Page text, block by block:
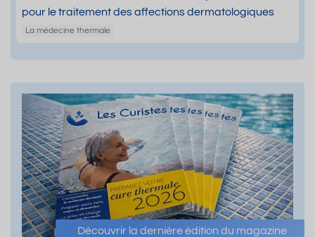
pour le traitement des affections dermatologiques
La médecine thermale
Découvrir la dernière édition du magazine